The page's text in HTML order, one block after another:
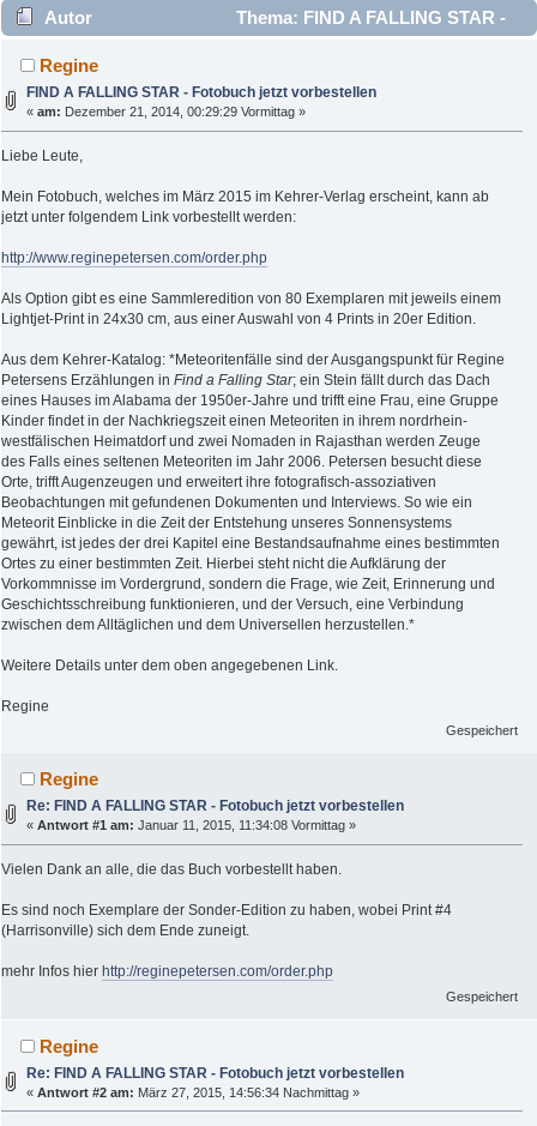
Autor
Thema: FIND A FALLING STAR -
Fotobuch jetzt vorbestellen (Gelesen 5726 mal)
Regine
FIND A FALLING STAR - Fotobuch jetzt vorbestellen
«am: Dezember 21, 2014, 00:29:29 Vormittag »
Liebe Leute,
Mein Fotobuch, welches im März 2015 im Kehrer-Verlag erscheint, kann ab
jetzt unter folgendem Link vorbestellt werden:
http://www.reginepetersen.com/order.php
Als Option gibt es eine Sammleredition von 80 Exemplaren mit jeweils einem
Lightjet-Print in 24x30 cm, aus einer Auswahl von 4 Prints in 20er Edition.
Aus dem Kehrer-Katalog: *Meteoritenfälle sind der Ausgangspunkt für Regine
Petersens Erzählungen in Find a Falling Star; ein Stein fällt durch das Dach
eines Hauses im Alabama der 1950er-Jahre und trifft eine Frau, eine Gruppe
Kinder findet in der Nachkriegszeit einen Meteoriten in ihrem nordrhein-
westfälischen Heimatdorf und zwei Nomaden in Rajasthan werden Zeuge
des Falls eines seltenen Meteoriten im Jahr 2006. Petersen besucht diese
Orte, trifft Augenzeugen und erweitert ihre fotografisch-assoziativen
Beobachtungen mit gefundenen Dokumenten und Interviews. So wie ein
Meteorit Einblicke in die Zeit der Entstehung unseres Sonnensystems
gewährt, ist jedes der drei Kapitel eine Bestandsaufnahme eines bestimmten
Ortes zu einer bestimmten Zeit. Hierbei steht nicht die Aufklärung der
Vorkommnisse im Vordergrund, sondern die Frage, wie Zeit, Erinnerung und
Geschichtsschreibung funktionieren, und der Versuch, eine Verbindung
zwischen dem Alltäglichen und dem Universellen herzustellen.*
Weitere Details unter dem oben angegebenen Link.
Regine
Gespeichert
Regine
Re: FIND A FALLING STAR - Fotobuch jetzt vorbestellen
«Antwort #1 am: Januar 11, 2015, 11:34:08 Vormittag »
Vielen Dank an alle, die das Buch vorbestellt haben.
Es sind noch Exemplare der Sonder-Edition zu haben, wobei Print #4
(Harrisonville) sich dem Ende zuneigt.
mehr Infos hier http://reginepetersen.com/order.php
Gespeichert
Regine
Re: FIND A FALLING STAR - Fotobuch jetzt vorbestellen
«Antwort #2 am: März 27, 2015, 14:56:34 Nachmittag »